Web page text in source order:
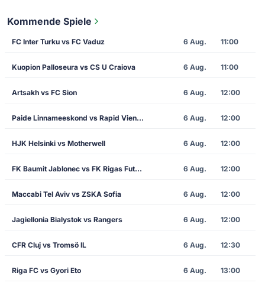
Kommende Spiele
FC Inter Turku vs FC Vaduz 6 Aug. 11:00
Kuopion Palloseura vs CS U Craiova 6 Aug. 11:00
Artsakh vs FC Sion 6 Aug. 12:00
Paide Linnameeskond vs Rapid Vienna 6 Aug. 12:00
HJK Helsinki vs Motherwell 6 Aug. 12:00
FK Baumit Jablonec vs FK Rigas Futbola Skola 6 Aug. 12:00
Maccabi Tel Aviv vs ZSKA Sofia 6 Aug. 12:00
Jagiellonia Bialystok vs Rangers 6 Aug. 12:00
CFR Cluj vs Tromsö IL 6 Aug. 12:30
Riga FC vs Gyori Eto 6 Aug. 13:00